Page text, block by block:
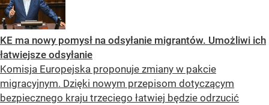
KE ma nowy pomysł na odsyłanie migrantów. Umożliwi ich
łatwiejsze odsyłanie
Komisja Europejska proponuje zmiany w pakcie
migracyjnym. Dzięki nowym przepisom dotyczącym
bezpiecznego kraju trzeciego łatwiej będzie odrzucić